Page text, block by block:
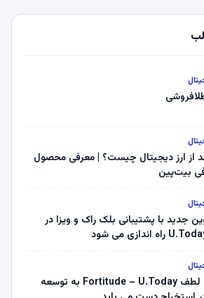
از ارز دیجیتال چیست؟ | معرفی محصول
بیت‌پین
جدید با پشتیبانی بلک راک و ویزا در
Zcash به لطف Fortitude – U.Today به توسعه